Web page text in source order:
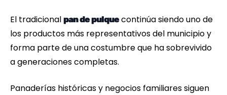
El tradicional pan de pulquecontinúa siendo uno de
los productos más representativos del municipio y
forma parte de una costumbre que ha sobrevivido
a generaciones completas.
Panaderías históricas y negocios familiares siguen